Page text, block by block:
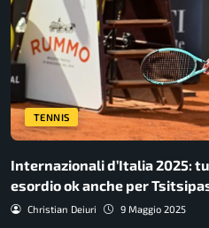
TENNIS
Internazionali d’Italia 2025:
esordio ok anche per
Christian Deiuri 9 Maggio 2025